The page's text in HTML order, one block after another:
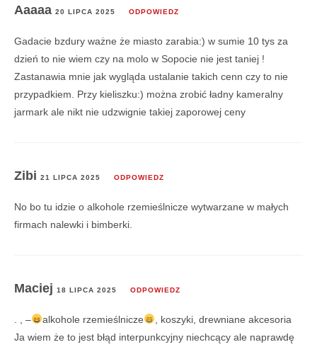
Aaaaa 20 LIPCA 2025 ODPOWIEDZ
Gadacie bzdury ważne że miasto zarabia:) w sumie 10 tys za
dzień to nie wiem czy na molo w Sopocie nie jest taniej !
Zastanawia mnie jak wygląda ustalanie takich cenn czy to nie
przypadkiem. Przy kieliszku:) można zrobić ładny kameralny
jarmark ale nikt nie udzwignie takiej zaporowej ceny
Zibi 21 LIPCA 2025 ODPOWIEDZ
No bo tu idzie o alkohole rzemieślnicze wytwarzane w małych
firmach nalewki i bimberki.
Maciej 18 LIPCA 2025 ODPOWIEDZ
. , – alkohole rzemieślnicze
, koszyki, drewniane akcesoria
Ja wiem że to jest błąd interpunkcyjny niechcący ale naprawdę